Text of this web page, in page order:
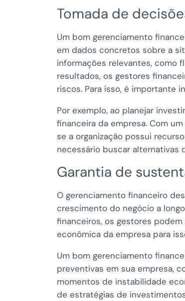
Tomada de
Um bom gerenciamento
em dados concretos sobre a
informações relevantes, como
resultados, os gestores
riscos. Para isso, é importante
Por exemplo, ao planejar
financeira da empresa. Com
se a organização possui
necessário buscar alternativas
Garantia de
O gerenciamento financeiro
crescimento do negócio a
financeiros, os gestores
econômica da empresa para
Um bom gerenciamento
preventivas em sua empresa,
momentos de instabilidade
de estratégias de